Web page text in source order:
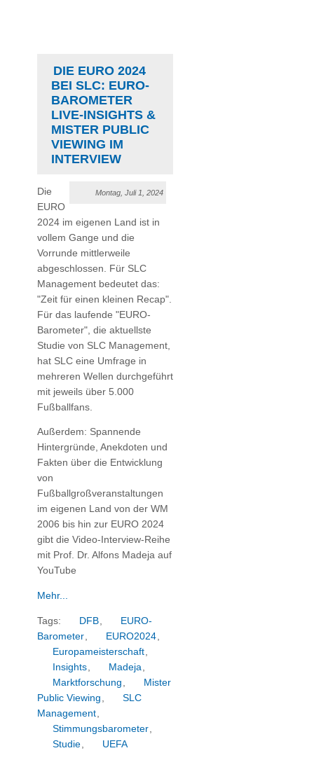
DIE EURO 2024
BEI SLC: EURO-
BAROMETER
LIVE-INSIGHTS &
MISTER PUBLIC
VIEWING IM
INTERVIEW
Montag, Juli 1, 2024
Die
EURO
2024 im eigenen Land ist in
vollem Gange und die
Vorrunde mittlerweile
abgeschlossen. Für SLC
Management bedeutet das:
"Zeit für einen kleinen Recap".
Für das laufende "EURO-
Barometer", die aktuellste
Studie von SLC Management,
hat SLC eine Umfrage in
mehreren Wellen durchgeführt
mit jeweils über 5.000
Fußballfans.
Außerdem: Spannende
Hintergründe, Anekdoten und
Fakten über die Entwicklung
von
Fußballgroßveranstaltungen
im eigenen Land von der WM
2006 bis hin zur EURO 2024
gibt die Video-Interview-Reihe
mit Prof. Dr. Alfons Madeja auf
YouTube
Mehr...
Tags: DFB
EURO-
Barometer
EURO2024
Europameisterschaft
Insights
Madeja
Marktforschung
Mister
Public Viewing
SLC
Management
Stimmungsbarometer
Studie
UEFA